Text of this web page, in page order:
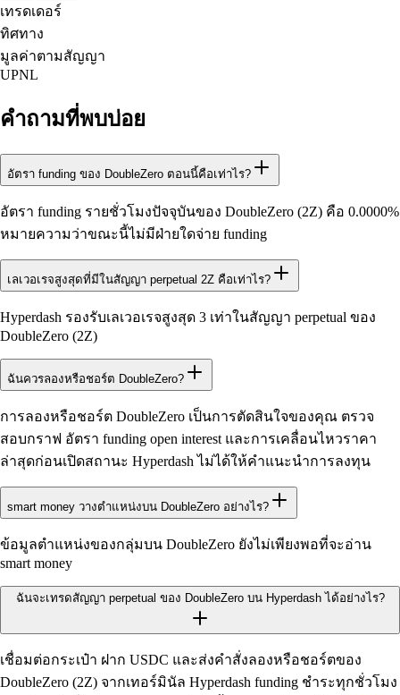
เทรดเดอร์
ทิศทาง
มูลค่าตามสัญญา
UPNL
คำถามที่พบบ่อย
อัตรา funding ของ DoubleZero ตอนนี้คือเท่าไร?
อัตรา funding รายชั่วโมงปัจจุบันของ DoubleZero (2Z) คือ 0.0000%
หมายความว่าขณะนี้ไม่มีฝ่ายใดจ่าย funding
เลเวอเรจสูงสุดที่มีในสัญญา perpetual 2Z คือเท่าไร?
Hyperdash รองรับเลเวอเรจสูงสุด 3 เท่าในสัญญา perpetual ของ
DoubleZero (2Z)
ฉันควรลองหรือชอร์ต DoubleZero?
การลองหรือชอร์ต DoubleZero เป็นการตัดสินใจของคุณ ตรวจ
สอบกราฟ อัตรา funding open interest และการเคลื่อนไหวราคา
ล่าสุดก่อนเปิดสถานะ Hyperdash ไม่ได้ให้คำแนะนำการลงทุน
smart money วางตำแหน่งบน DoubleZero อย่างไร?
ข้อมูลตำแหน่งของกลุ่มบน DoubleZero ยังไม่เพียงพอที่จะอ่าน
smart money
ฉันจะเทรดสัญญา perpetual ของ DoubleZero บน Hyperdash ได้อย่างไร?
เชื่อมต่อกระเป๋า ฝาก USDC และส่งคำสั่งลองหรือชอร์ตของ
DoubleZero (2Z) จากเทอร์มินัล Hyperdash funding ชำระทุกชั่วโมง